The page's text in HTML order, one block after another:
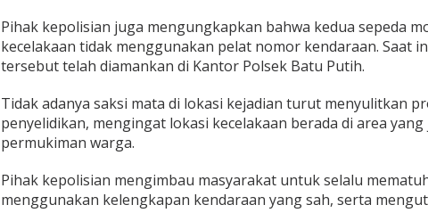
Pihak kepolisian juga mengungkapkan bahwa kedua sepeda
kecelakaan tidak menggunakan pelat nomor kendaraan. Saat
tersebut telah diamankan di Kantor Polsek Batu Putih.
Tidak adanya saksi mata di lokasi kejadian turut menyulitkan
penyelidikan, mengingat lokasi kecelakaan berada di area yang
permukiman warga.
Pihak kepolisian mengimbau masyarakat untuk selalu
menggunakan kelengkapan kendaraan yang sah, serta